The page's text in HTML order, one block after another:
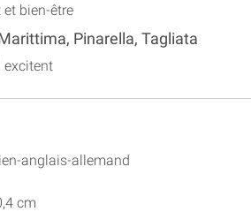
et bien-être
Pinarella, Tagliata
excitent
anglais-allemand
cm